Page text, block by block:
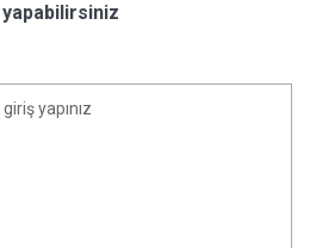
yapabilirsiniz